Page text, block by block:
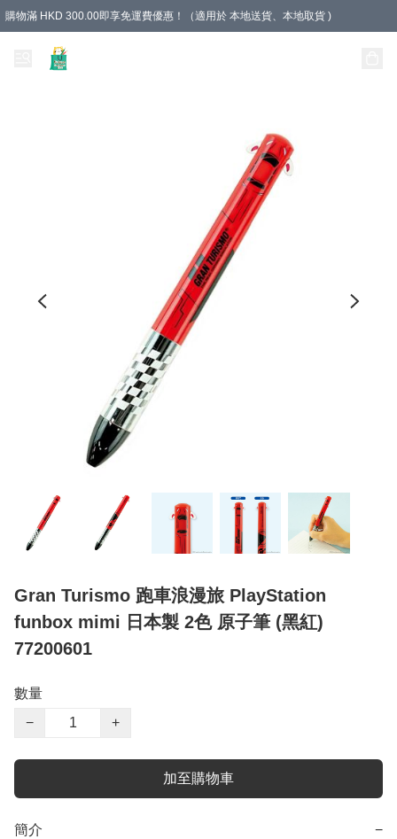
購物滿 HKD 300.00即享免運費優惠！（適用於 本地送貨、本地取貨 )
Gran Turismo 跑車浪漫旅 PlayStation
funbox mimi 日本製 2色 原子筆 (黑紅)
77200601
數量
−
+
加至購物車
簡介 −